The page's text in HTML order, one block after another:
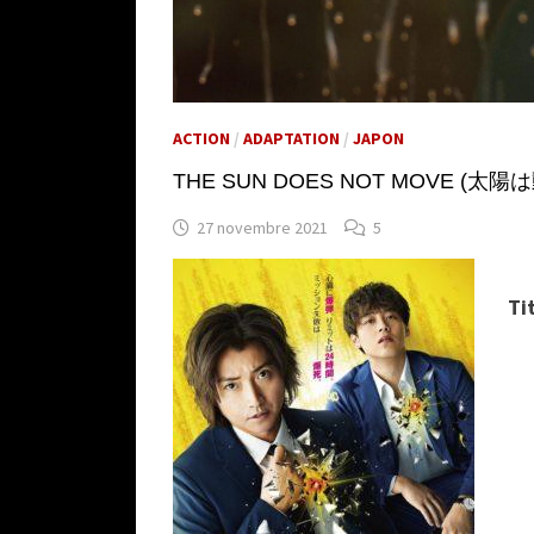
ACTION /ADAPTATION /JAPON
THE SUN DOES NOT MOVE (太陽
27 novembre 2021 5